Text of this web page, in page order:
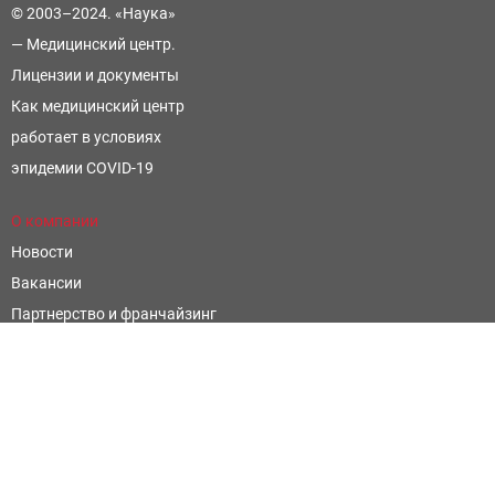
© 2003–2024. «Наука»
— Медицинский центр.
Лицензии и документы
Как медицинский центр
работает в условиях
эпидемии COVID-19
О компании
Новости
Вакансии
Партнерство и франчайзинг